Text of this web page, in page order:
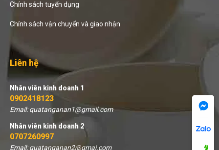
Chính sách tuyển dụng
Chính sách vận chuyển và giao nhận
Liên hệ
Nhân viên kinh doanh 1
0902418123
Email: quatanganan1@gmail.com
Nhân viên kinh doanh 2
0707260997
Email: quatanganan2@gmai.com